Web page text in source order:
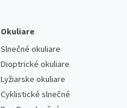
Okuliare
Slnečné okuliare
Dioptrické okuliare
Lyžiarske okuliare
Cyklistické slnečné